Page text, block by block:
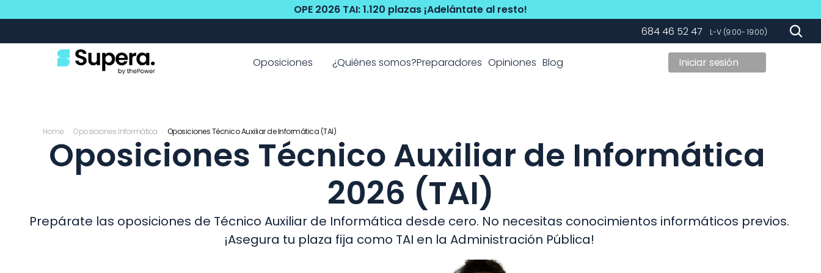
Formato flexible Prepárate con informáticos A1 Mejores Coaches del país Clases en directo
Home Oposiciones Informática Oposiciones Técnico Auxiliar de Informática (TAI)
Oposiciones Técnico Auxiliar de Informática
2026 (TAI)
Prepárate las oposiciones de Técnico Auxiliar de Informática desde cero. No necesitas conocimientos informáticos previos.
¡Asegura tu plaza fija como TAI en la Administración Pública!
684 46 52 47
   L-V (9:00- 19:00)
Oposiciones ¿Quiénes somos?Preparadores Opiniones Blog Iniciar sesión
OPE 2026 TAI: 1.120 plazas ¡Adelántate al resto!